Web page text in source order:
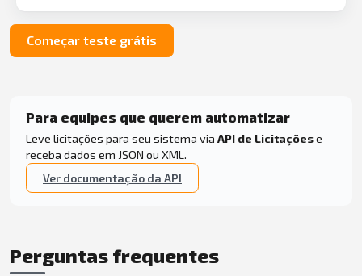
Começar teste grátis
Para equipes que querem automatizar
Leve licitações para seu sistema via API de Licitaçõese
receba dados em JSON ou XML.
Ver documentação da API
Perguntas frequentes